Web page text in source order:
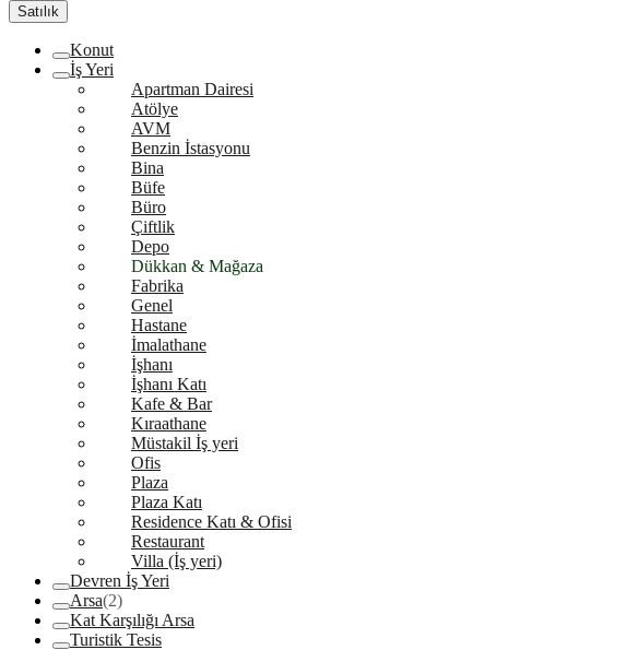
Satılık
Konut
İş Yeri
Apartman Dairesi
Atölye
AVM
Benzin İstasyonu
Bina
Büfe
Büro
Çiftlik
Depo
Dükkan & Mağaza
Fabrika
Genel
Hastane
İmalathane
İşhanı
İşhanı Katı
Kafe & Bar
Kıraathane
Müstakil İş yeri
Ofis
Plaza
Plaza Katı
Residence Katı & Ofisi
Restaurant
Villa (İş yeri)
Devren İş Yeri
Arsa(2)
Kat Karşılığı Arsa
Turistik Tesis